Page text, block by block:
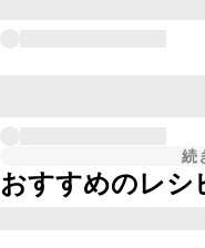
続
おすすめのレシ